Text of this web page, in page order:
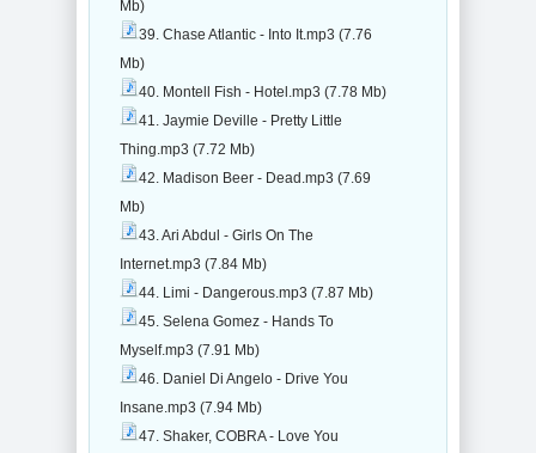
Mb)
39. Chase Atlantic - Into It.mp3 (7.76
Mb)
40. Montell Fish - Hotel.mp3 (7.78 Mb)
41. Jaymie Deville - Pretty Little
Thing.mp3 (7.72 Mb)
42. Madison Beer - Dead.mp3 (7.69
Mb)
43. Ari Abdul - Girls On The
Internet.mp3 (7.84 Mb)
44. Limi - Dangerous.mp3 (7.87 Mb)
45. Selena Gomez - Hands To
Myself.mp3 (7.91 Mb)
46. Daniel Di Angelo - Drive You
Insane.mp3 (7.94 Mb)
47. Shaker, COBRA - Love You